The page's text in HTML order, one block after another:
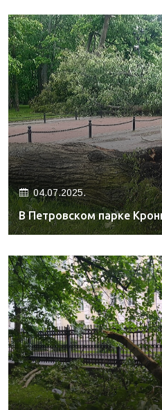
04.07.2025.
В Петровском парке